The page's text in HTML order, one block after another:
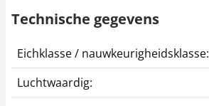
Technische gegevens
Eichklasse / nauwkeurigheidsklasse:
Luchtwaardig: